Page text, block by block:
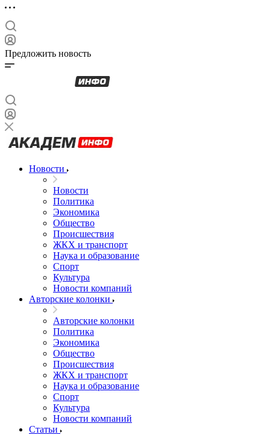
Предложить новость
Новости
Новости
Политика
Экономика
Общество
Происшествия
ЖКХ и транспорт
Наука и образование
Спорт
Культура
Новости компаний
Авторские колонки
Авторские колонки
Политика
Экономика
Общество
Происшествия
ЖКХ и транспорт
Наука и образование
Спорт
Культура
Новости компаний
Статьи